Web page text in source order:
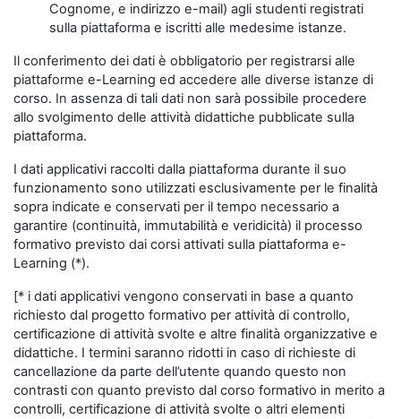
Cognome, e indirizzo e-mail) agli studenti registrati
sulla piattaforma e iscritti alle medesime istanze.
Il conferimento dei dati è obbligatorio per registrarsi alle
piattaforme e-Learning ed accedere alle diverse istanze di
corso. In assenza di tali dati non sarà possibile procedere
allo svolgimento delle attività didattiche pubblicate sulla
piattaforma.
I dati applicativi raccolti dalla piattaforma durante il suo
funzionamento sono utilizzati esclusivamente per le finalità
sopra indicate e conservati per il tempo necessario a
garantire (continuità, immutabilità e veridicità) il processo
formativo previsto dai corsi attivati sulla piattaforma e-
Learning (*).
[* i dati applicativi vengono conservati in base a quanto
richiesto dal progetto formativo per attività di controllo,
certificazione di attività svolte e altre finalità organizzative e
didattiche. I termini saranno ridotti in caso di richieste di
cancellazione da parte dell’utente quando questo non
contrasti con quanto previsto dal corso formativo in merito a
controlli, certificazione di attività svolte o altri elementi